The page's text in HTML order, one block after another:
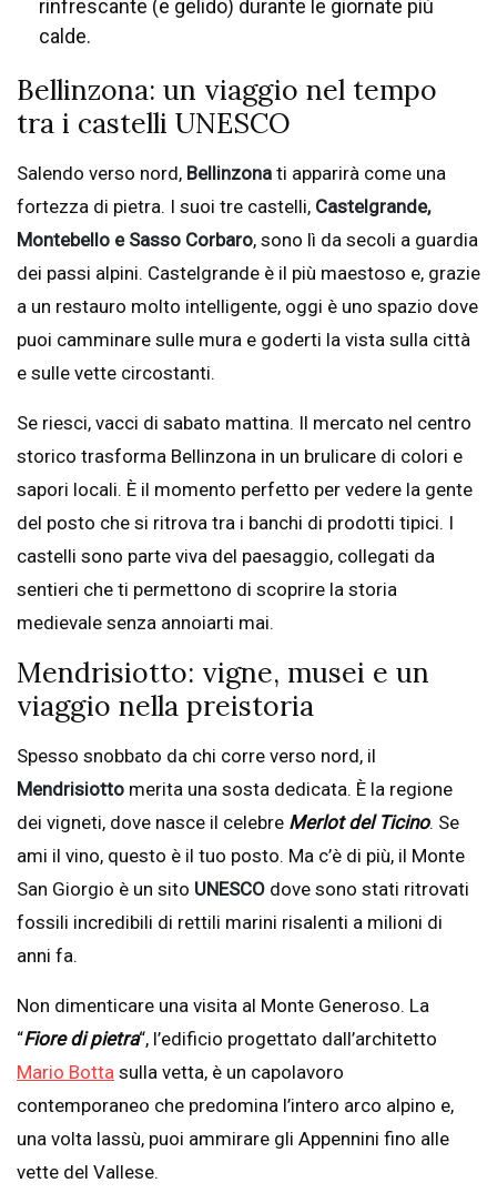
rinfrescante (e gelido) durante le giornate più
calde.
Bellinzona: un viaggio nel tempo
tra i castelli UNESCO
Salendo verso nord, Bellinzona ti apparirà come una
fortezza di pietra. I suoi tre castelli, Castelgrande,
Montebello e Sasso Corbaro, sono lì da secoli a guardia
dei passi alpini. Castelgrande è il più maestoso e, grazie
a un restauro molto intelligente, oggi è uno spazio dove
puoi camminare sulle mura e goderti la vista sulla città
e sulle vette circostanti.
Se riesci, vacci di sabato mattina. Il mercato nel centro
storico trasforma Bellinzona in un brulicare di colori e
sapori locali. È il momento perfetto per vedere la gente
del posto che si ritrova tra i banchi di prodotti tipici. I
castelli sono parte viva del paesaggio, collegati da
sentieri che ti permettono di scoprire la storia
medievale senza annoiarti mai.
Mendrisiotto: vigne, musei e un
viaggio nella preistoria
Spesso snobbato da chi corre verso nord, il
Mendrisiotto merita una sosta dedicata. È la regione
dei vigneti, dove nasce il celebre Merlot del Ticino. Se
ami il vino, questo è il tuo posto. Ma c’è di più, il Monte
San Giorgio è un sito UNESCO dove sono stati ritrovati
fossili incredibili di rettili marini risalenti a milioni di
anni fa.
Non dimenticare una visita al Monte Generoso. La
“Fiore di pietra“, l’edificio progettato dall’architetto
Mario Botta sulla vetta, è un capolavoro
contemporaneo che predomina l’intero arco alpino e,
una volta lassù, puoi ammirare gli Appennini fino alle
vette del Vallese.